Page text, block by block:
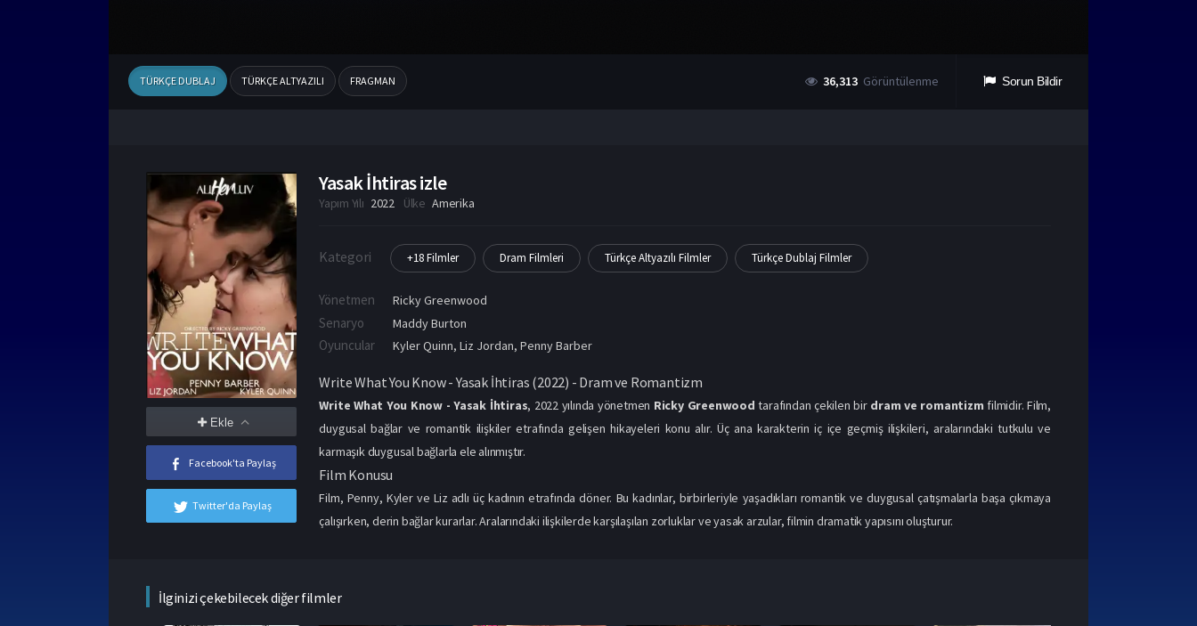
TÜRKÇE DUBLAJ TÜRKÇE ALTYAZILI FRAGMAN 36,313 Görüntülenme Sorun Bildir
Ekle
Facebook'ta Paylaş
Twitter'da Paylaş
Yasak İhtiras izle
Yapım Yılı 2022 Ülke Amerika
Kategori +18 Filmler Dram Filmleri Türkçe Altyazılı Filmler Türkçe Dublaj Filmler
Yönetmen Ricky Greenwood
Senaryo Maddy Burton
Oyuncular Kyler Quinn,Liz Jordan,Penny Barber
Write What You Know - Yasak İhtiras (2022) - Dram ve Romantizm
Write What You Know - Yasak İhtiras, 2022 yılında yönetmen Ricky Greenwood tarafından çekilen bir dram ve romantizm filmidir. Film,
duygusal bağlar ve romantik ilişkiler etrafında gelişen hikayeleri konu alır. Üç ana karakterin iç içe geçmiş ilişkileri, aralarındaki tutkulu ve
karmaşık duygusal bağlarla ele alınmıştır.
Film Konusu
Film, Penny, Kyler ve Liz adlı üç kadının etrafında döner. Bu kadınlar, birbirleriyle yaşadıkları romantik ve duygusal çatışmalarla başa çıkmaya
çalışırken, derin bağlar kurarlar. Aralarındaki ilişkilerde karşılaşılan zorluklar ve yasak arzular, filmin dramatik yapısını oluşturur.
İlginizi çekebilecek diğer filmler